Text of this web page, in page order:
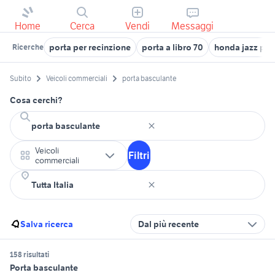
Home Cerca Vendi Messaggi
Ricerche porta per recinzione porta a libro 70 honda jazz
Subito Veicoli commerciali porta basculante
Cosa cerchi?
Veicoli
commerciali
Filtri
Salva ricerca Dal più recente
158 risultati
Porta basculante